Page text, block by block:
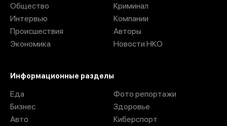
Общество
Интервью
Происшествия
Экономика
Криминал
Компании
Авторы
Новости НКО
Информационные разделы
Еда
Бизнес
Авто
Фото репортажи
Здоровье
Киберспорт